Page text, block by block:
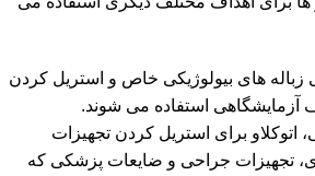
زباله های بیولوژیکی خاص و استریل کردن
آزمایشگاهی استفاده می شوند.
اتوکلاو برای استریل کردن تجهیزات
تجهیزات جراحی و ضایعات پزشکی که